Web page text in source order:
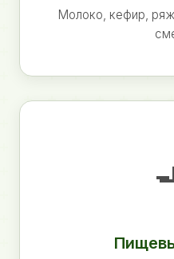
Молоко, кефир,